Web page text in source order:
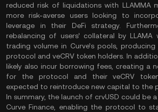
reduced risk of liquidations with LLAMMA
more risk-averse users looking to
leverage in their DeFi strategy.
rebalancing of users’ collateral by LLAMA
trading volume in Curve’s pools,
protocol and veCRV token holders. In
likely also incur borrowing fees, creating a
for the protocol and their veCRV
expected to reintroduce new capital to the
In summary, the launch of crvUSD could be
Curve Finance, enabling the protocol to